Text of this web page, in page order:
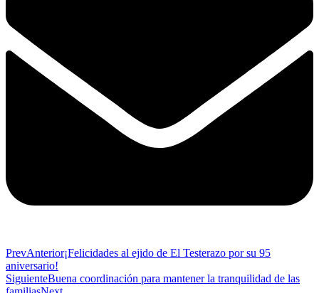
PrevAnterior¡Felicidades al ejido de El Testerazo por su 95
aniversario!
SiguienteBuena coordinación para mantener la tranquilidad de las